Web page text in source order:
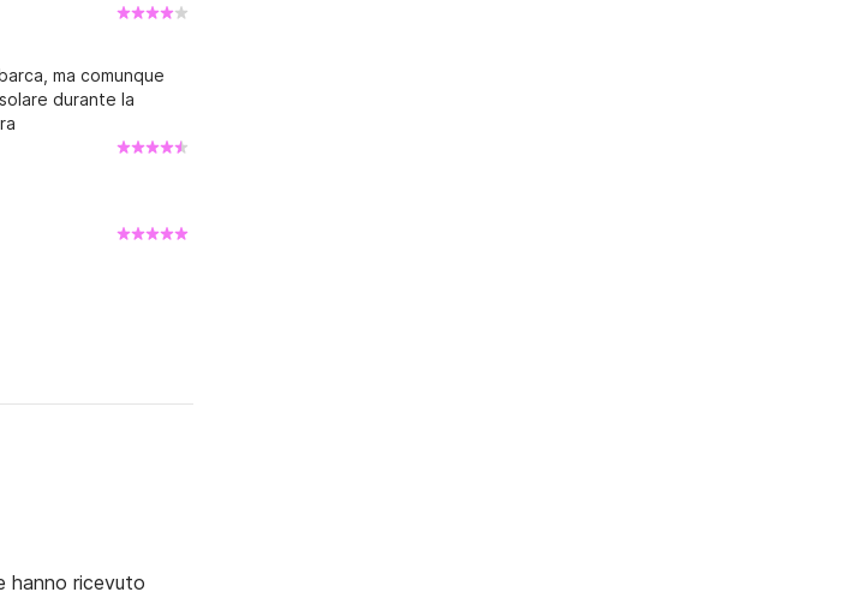
ma comunque
durante la
hanno ricevuto